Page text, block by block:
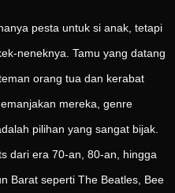
pesta untuk si anak, tetapi
neneknya. Tamu yang datang
orang tua dan kerabat
mereka, genre
pilihan yang sangat bijak.
dari era 70-an, 80-an, hingga
Barat seperti The Beatles, Bee